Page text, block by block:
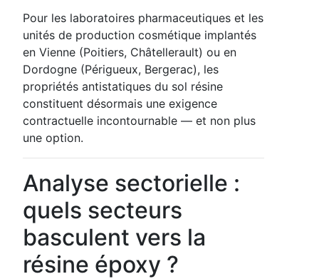
Pour les laboratoires pharmaceutiques et les
unités de production cosmétique implantés
en Vienne (Poitiers, Châtellerault) ou en
Dordogne (Périgueux, Bergerac), les
propriétés antistatiques du sol résine
constituent désormais une exigence
contractuelle incontournable — et non plus
une option.
Analyse sectorielle :
quels secteurs
basculent vers la
résine époxy ?